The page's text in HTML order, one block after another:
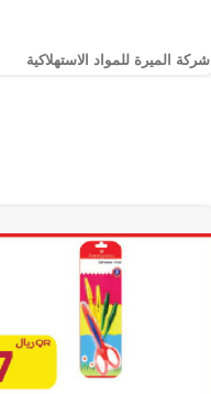
شركة الميرة للمواد الاستهلاكية